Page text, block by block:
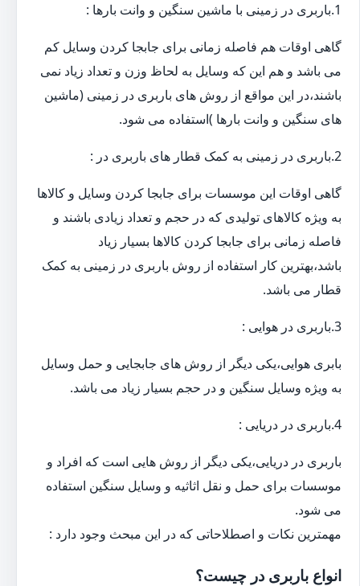
1.باربری در زمینی با ماشین سنگین و وانت بارها :
گاهی اوقات هم فاصله زمانی برای جابجا کردن وسایل کم
می باشد و هم این که وسایل به لحاظ وزن و تعداد زیاد نمی
باشند،در این مواقع از روش های باربری در زمینی (ماشین
های سنگین و وانت بارها )استفاده می شود.
2.باربری در زمینی به کمک قطار های باربری در :
گاهی اوقات این موسسات برای جابجا کردن وسایل و کالاها
به ویژه کالاهای تولیدی که در حجم و تعداد زیادی باشند و
فاصله زمانی برای جابجا کردن کالاها بسیار زیاد
باشد،بهترین کار استفاده از روش باربری در زمینی به کمک
قطار می باشد.
3.باربری در هوایی :
بابری هوایی،یکی دیگر از روش های جابجایی و حمل وسایل
به ویژه وسایل سنگین و در حجم بسیار زیاد می باشد.
4.باربری در دریایی :
باربری در دریایی،یکی دیگر از روش هایی است که افراد و
موسسات برای حمل و نقل اثاثیه و وسایل سنگین استفاده
می شود.
مهمترین نکات و اصطلاحاتی که در این مبحث وجود دارد :
انواع باربری در چیست؟